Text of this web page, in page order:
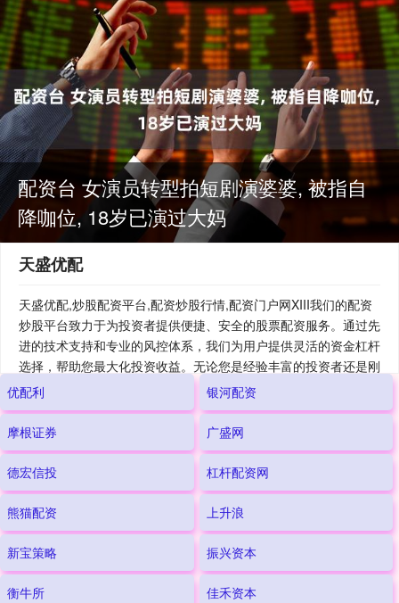
配资台 女演员转型拍短剧演婆婆, 被指自
降咖位, 18岁已演过大妈
天盛优配
天盛优配,炒股配资平台,配资炒股行情,配资门户网XIII‌我们的配资
炒股平台致力于为投资者提供便捷、安全的股票配资服务。通过先
进的技术支持和专业的风控体系，我们为用户提供灵活的资金杠杆
选择，帮助您最大化投资收益。无论您是经验丰富的投资者还是刚
入门的新手，我们的平台都能为您提供个性化的解决方案和实时的
市场资讯。加入我们，体验高效的交易环境和优质的客户服务，让
您的投资更加自信和成功。
优配利 银河配资
摩根证券 广盛网
德宏信投 杠杆配资网
熊猫配资 上升浪
新宝策略 振兴资本
衡牛所 佳禾资本